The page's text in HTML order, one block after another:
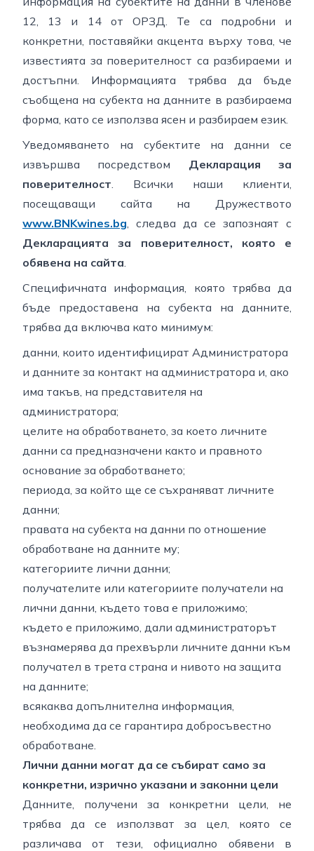
12, 13 и 14 от ОРЗД. Те са подробни и
конкретни, поставяйки акцента върху това, че
известията за поверителност са разбираеми и
достъпни. Информацията трябва да бъде
съобщена на субекта на данните в разбираема
форма, като се използва ясен и разбираем език.
Уведомяването на субектите на данни се
извършва посредством Декларация за
поверителност. Всички наши клиенти,
посещаващи сайта на Дружеството
www.BNKwines.bg, следва да се запознаят с
Декларацията за поверителност, която е
обявена на сайта.
Специфичната информация, която трябва да
бъде предоставена на субекта на данните,
трябва да включва като минимум:
данни, които идентифицират Администратора
и данните за контакт на администратора и, ако
има такъв, на представителя на
администратора;
целите на обработването, за което личните
данни са предназначени както и правното
основание за обработването;
периода, за който ще се съхраняват личните
данни;
правата на субекта на данни по отношение
обработване на данните му;
категориите лични данни;
получателите или категориите получатели на
лични данни, където това е приложимо;
където е приложимо, дали администраторът
възнамерява да прехвърли личните данни към
получател в трета страна и нивото на защита
на данните;
всякаква допълнителна информация,
необходима да се гарантира добросъвестно
обработване.
Лични данни могат да се събират само за
конкретни, изрично указани и законни цели
Данните, получени за конкретни цели, не
трябва да се използват за цел, която се
различава от тези, официално обявени в